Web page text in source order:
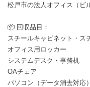
松戸市の法人オフィス（ビ
📦 回収品目：
スチールキャビネット・ス
オフィス用ロッカー
システムデスク・事務机
OAチェア
パソコン（データ消去対応）